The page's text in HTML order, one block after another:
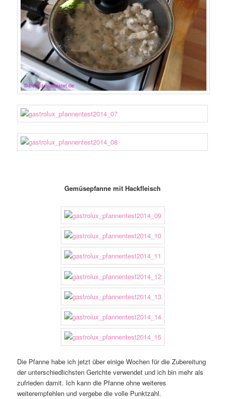
Gemüsepfanne mit Hackfleisch
Die Pfanne habe ich jetzt über einige Wochen für die Zubereitung
der unterschiedlichsten Gerichte verwendet und ich bin mehr als
zufrieden damit. Ich kann die Pfanne ohne weiteres
weiterempfehlen und vergebe die volle Punktzahl.